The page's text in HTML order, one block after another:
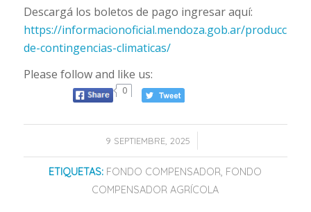
Descargá los boletos de pago ingresar aquí:
https://informacionoficial.mendoza.gob.ar/produccion/
de-contingencias-climaticas/
Please follow and like us:
0
9 SEPTIEMBRE, 2025
/
ETIQUETAS: FONDO COMPENSADOR, FONDO
COMPENSADOR AGRÍCOLA